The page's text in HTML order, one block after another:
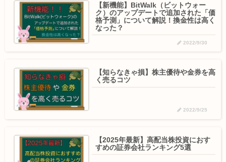
【新機能】BitWalk（ビットウォー
ク）のアップデートで追加された「価
格予測」について解説！換金性は高く
なった？
2022/9/30
【知らなきゃ損】株主優待や金券を高
く売るコツ
2022/9/25
【2025年最新】高配当株投資におす
すめの証券会社ランキング5選